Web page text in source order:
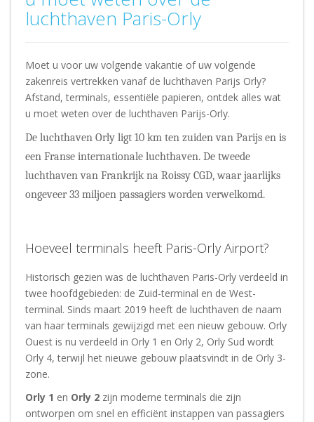
luchthaven Paris-Orly
Moet u voor uw volgende vakantie of uw volgende
zakenreis vertrekken vanaf de luchthaven Parijs Orly?
Afstand, terminals, essentiële papieren, ontdek alles wat
u moet weten over de luchthaven Parijs-Orly.
De luchthaven Orly ligt 10 km ten zuiden van Parijs en is
een Franse internationale luchthaven. De tweede
luchthaven van Frankrijk na Roissy CGD, waar jaarlijks
ongeveer 33 miljoen passagiers worden verwelkomd.
Hoeveel terminals heeft Paris-Orly Airport?
Historisch gezien was de luchthaven Paris-Orly verdeeld in
twee hoofdgebieden: de Zuid-terminal en de West-
terminal. Sinds maart 2019 heeft de luchthaven de naam
van haar terminals gewijzigd met een nieuw gebouw. Orly
Ouest is nu verdeeld in Orly 1 en Orly 2, Orly Sud wordt
Orly 4, terwijl het nieuwe gebouw plaatsvindt in de Orly 3-
zone.
Orly 1 en Orly 2 zijn moderne terminals die zijn
ontworpen om snel en efficiënt instappen van passagiers